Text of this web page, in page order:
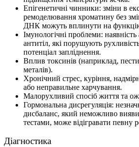
Епігенетичні чинники: зміни в
ремоделювання хроматину без
ДНК можуть вплинути на
Імунологічні проблеми:
антитіл, які порушують
потенціал запліднення.
Вплив токсинів (наприклад,
металів).
Хронічний стрес, куріння,
або неправильне харчування.
Малорухливий спосіб життя та
Гормональна дисрегуляція:
дисбаланс, який неможливо
тестами, може відігравати певну
Діагностика